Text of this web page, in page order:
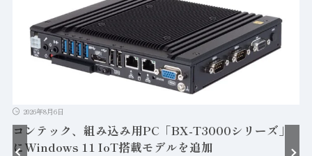
2026年8月6日
コンテック、組み込み用PC「BX-T3000シリーズ」
にWindows 11 IoT搭載モデルを追加